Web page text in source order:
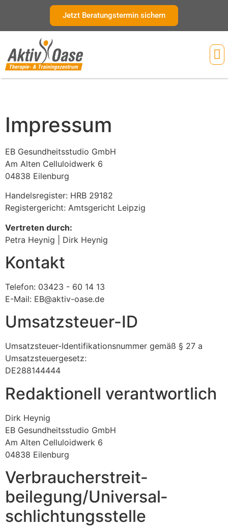
Jetzt Beratungstermin sichern
Impressum
EB Gesundheitsstudio GmbH
Am Alten Celluloidwerk 6
04838 Eilenburg
Handelsregister: HRB 29182
Registergericht: Amtsgericht Leipzig
Vertreten durch:
Petra Heynig | Dirk Heynig
Kontakt
Telefon: 03423 - 60 14 13
E-Mail: EB@aktiv-oase.de
Umsatzsteuer-ID
Umsatzsteuer-Identifikationsnummer gemäß § 27 a
Umsatzsteuergesetz:
DE288144444
Redaktionell verantwortlich
Dirk Heynig
EB Gesundheitsstudio GmbH
Am Alten Celluloidwerk 6
04838 Eilenburg
Verbraucher­streit­
beilegung/Universal­
schlichtungs­stelle